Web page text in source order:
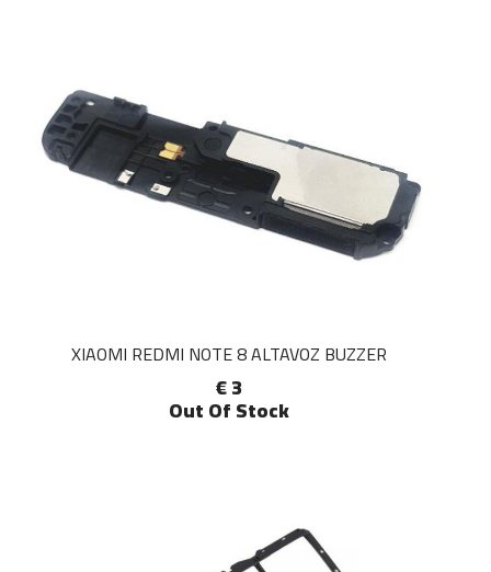
XIAOMI REDMI NOTE 8 ALTAVOZ BUZZER
€ 3
Out Of Stock